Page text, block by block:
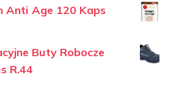
Anti Age 120 Kaps
Buty Robocze
R.44